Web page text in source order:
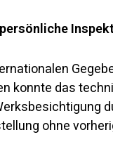
konnte das
ohne